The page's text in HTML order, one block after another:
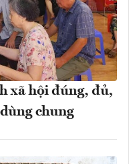
xã hội đúng, đủ,
chung